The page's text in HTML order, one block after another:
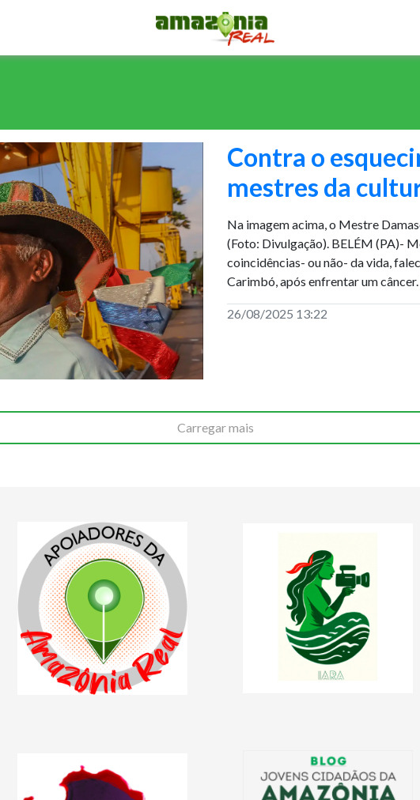
Contra o
mestres da
Na imagem acima, o Mestre
(Foto: Divulgação). BELÉM (PA)-
coincidências- ou não- da vida,
Carimbó, após enfrentar um
26/08/2025 13:22
Carregar mais